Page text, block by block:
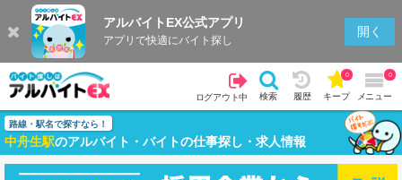
アルバイトEX公式アプリ
アプリで快適にバイト探し
開く
ログアウト中 検索 履歴 キープ
0
メニュー
0
路線・駅名で探すなら！
中舟生駅のアルバイト・バイトの仕事探し・求人情報